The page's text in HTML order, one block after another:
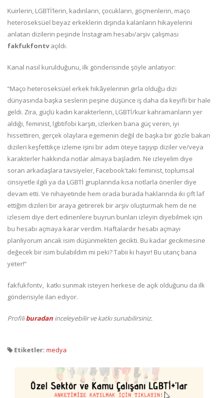
Kuirlerin, LGBTİ’lerin, kadınların, çocukların, göçmenlerin, maço
heteroseksüel beyaz erkeklerin dışında kalanların hikayelerini
anlatan dizilerin peşinde İnstagram hesabı/arşiv çalışması
fakfukfontvaçıldı.
Kanal nasıl kurulduğunu, ilk gönderisinde şöyle anlatıyor:
“Maço heteroseksüel erkek hikâyelerinin gırla olduğu dizi
dünyasında başka seslerin peşine düşünce iş daha da keyifli bir hale
geldi. Zira, güçlü kadın karakterlerin, LGBTİ/kuir kahramanların yer
aldığı, feminist, lgbtifobi karşıtı, izlerken bana güç veren, iyi
hissettiren, gerçek olaylara egemenin değil de başka bir gözle bakan
dizileri keşfettikçe izleme işini bir adım öteye taşıyıp diziler ve/veya
karakterler hakkında notlar almaya başladım. Ne izleyelim diye
soran arkadaşlara tavsiyeler, Facebook'taki feminist, toplumsal
cinsiyetle ilgili ya da LGBTİ gruplarında kısa notlarla öneriler diye
devam etti. Ve nihayetinde hem orada burada haklarında iki çift laf
ettiğim dizileri bir araya getirerek bir arşiv oluşturmak hem de ne
izlesem diye dert edinenlere buyrun bunları izleyin diyebilmek için
bu hesabı açmaya karar verdim. Haftalardır hesabı açmayı
planlıyorum ancak isim düşünmekten gecikti. Bu kadar gecikmesine
değecek bir isim bulabildim mi peki? Tabii ki hayır! Bu utanç bana
yeter!”
fakfukfontv, katkı sunmak isteyen herkese de açık olduğunu da ilk
gönderisiyle ilan ediyor.
Profiliburadan inceleyebilir ve katkı sunabilirsiniz.
Etiketler: medya